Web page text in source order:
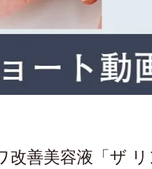
改善美容液「ザ